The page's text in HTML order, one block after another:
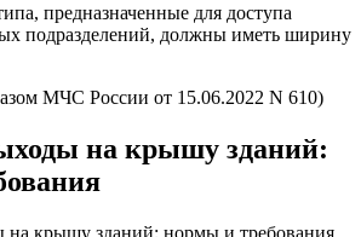
предназначенные для доступа
подразделений, должны иметь ширину
МЧС России от 15.06.2022 N 610)
на крышу зданий: